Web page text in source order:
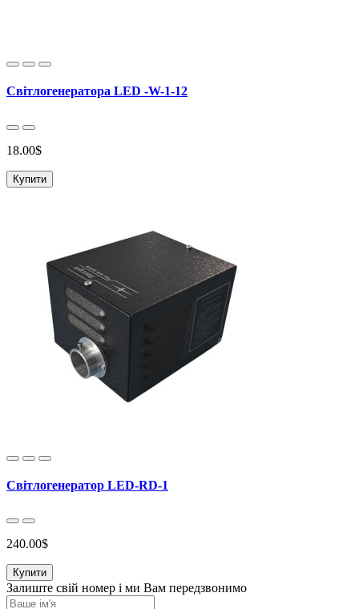
Світлогенератора LED -W-1-12
18.00$
Купити
Світлогенератор LED-RD-1
240.00$
Купити
Залиште свій номер і ми Вам передзвонимо